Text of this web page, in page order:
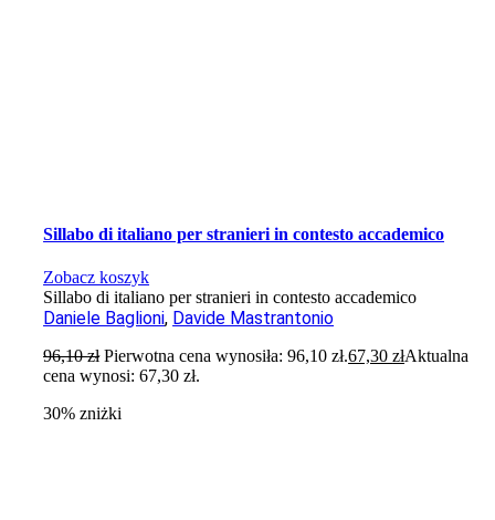
Sillabo di italiano per stranieri in contesto accademico
Zobacz koszyk
Sillabo di italiano per stranieri in contesto accademico
Daniele Baglioni, Davide Mastrantonio
96,10zł Pierwotna cena wynosiła: 96,10 zł.67,30złAktualna
cena wynosi: 67,30 zł.
30% zniżki